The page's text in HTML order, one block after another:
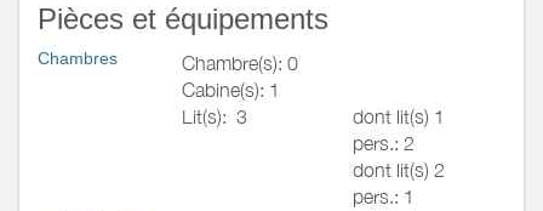
Pièces et équipements
Chambres
Chambre(s): 0
Cabine(s): 1
Lit(s): 3
dont lit(s) 1
pers.: 2
dont lit(s) 2
pers.: 1